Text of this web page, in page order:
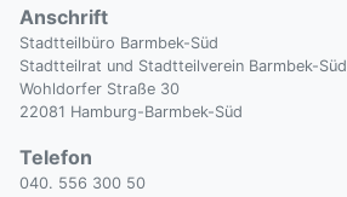
Anschrift
Stadtteilbüro Barmbek-Süd
Stadtteilrat und Stadtteilverein Barmbek-Süd
Wohldorfer Straße 30
22081 Hamburg-Barmbek-Süd
Telefon
040. 556 300 50